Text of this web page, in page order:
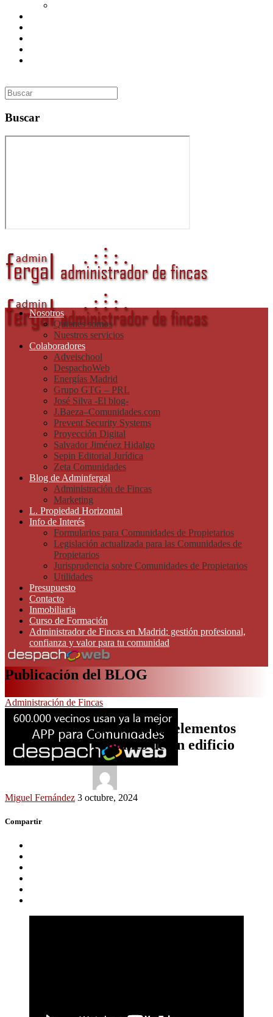
Buscar
Nosotros
Quienes somos
Nuestros servicios
Colaboradores
Adveischool
DespachoWeb
Energías Madrid
Grupo GTG – PRL
José Silva -El blog-
J.Baeza–Comunidades.com
Prevent Security Systems
Proyección Digital
Salvador Jiménez Hidalgo
Sepin Editorial Jurídica
Zeta Comunidades
Blog de Adminfergal
Administración de Fincas
Marketing
L. Propiedad Horizontal
Info de Interés
Formularios para Comunidades de Propietarios
Legislación actualizada para las Comunidades de
Propietarios
Jurisprudencia sobre Comunidades de Propietarios
Utilidades
Presupuesto
Contacto
Inmobiliaria
Curso de Formación
Administrador de Fincas en Madrid: gestión profesional,
confianza y valor para tu comunidad
Publicación del BLOG
Administración de Fincas
El uso de los elementos
comunes de un edificio
Miguel Fernández 3 octubre, 2024
Compartir